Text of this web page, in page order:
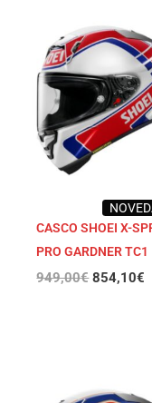
CASCO SHOEI X-
PRO GARDNER TC1
949,00€
precio
original
era:
949,00€.
854,10€
precio